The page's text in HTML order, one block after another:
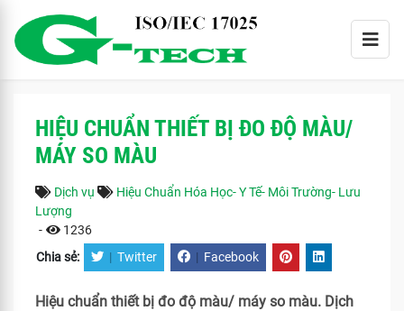
HIỆU CHUẨN THIẾT BỊ ĐO ĐỘ MÀU/
MÁY SO MÀU
Dịch vụ
Hiệu Chuẩn Hóa Học- Y Tế- Môi Trường- Lưu
Lượng
-
1236
Chia sẻ: | Twitter | Facebook
Hiệu chuẩn thiết bị đo độ màu/ máy so màu. Dịch